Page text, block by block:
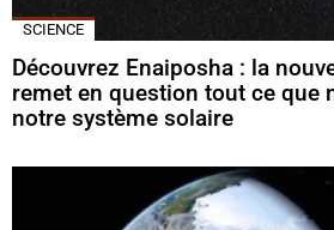
SCIENCE
Découvrez Enaiposha : la
remet en question tout ce que
notre système solaire